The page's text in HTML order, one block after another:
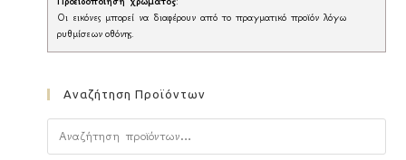
Οι εικόνες μπορεί να διαφέρουν από το πραγματικό προϊόν λόγω
ρυθμίσεων οθόνης.
Αναζήτηση Προϊόντων